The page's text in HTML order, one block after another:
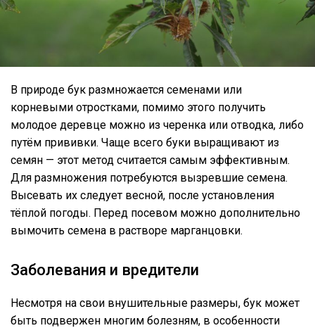
В природе бук размножается семенами или
корневыми отростками, помимо этого получить
молодое деревце можно из черенка или отводка, либо
путём прививки. Чаще всего буки выращивают из
семян — этот метод считается самым эффективным.
Для размножения потребуются вызревшие семена.
Высевать их следует весной, после установления
тёплой погоды. Перед посевом можно дополнительно
вымочить семена в растворе марганцовки.
Заболевания и вредители
Несмотря на свои внушительные размеры, бук может
быть подвержен многим болезням, в особенности